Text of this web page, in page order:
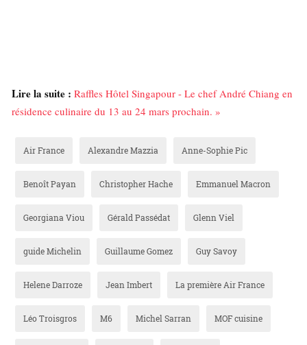
Lire la suite : Raffles Hôtel Singapour - Le chef André Chiang en
résidence culinaire du 13 au 24 mars prochain. »
Air France Alexandre Mazzia Anne-Sophie Pic
Benoît Payan Christopher Hache Emmanuel Macron
Georgiana Viou Gérald Passédat Glenn Viel
guide Michelin Guillaume Gomez Guy Savoy
Helene Darroze Jean Imbert La première Air France
Léo Troisgros M6 Michel Sarran MOF cuisine